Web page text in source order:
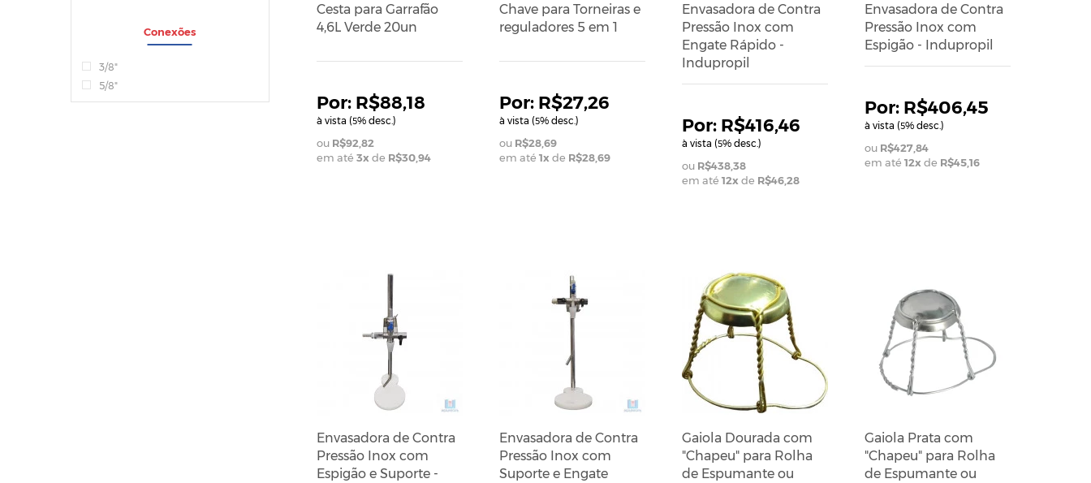
Conexões
3/8"
5/8"
Cesta para Garrafão
4,6L Verde 20un
R$88,18
à vista (5% desc.)
R$92,82
em até 3x de R$30,94
Chave para Torneiras e
reguladores 5 em 1
R$27,26
à vista (5% desc.)
R$28,69
em até 1x de R$28,69
Envasadora de Contra
Pressão Inox com
Engate Rápido -
Indupropil
R$416,46
à vista (5% desc.)
R$438,38
em até 12x de R$46,28
Envasadora de Contra
Pressão Inox com
Espigão - Indupropil
R$406,45
à vista (5% desc.)
R$427,84
em até 12x de R$45,16
Envasadora de Contra
Pressão Inox com
Espigão e Suporte -
Envasadora de Contra
Pressão Inox com
Suporte e Engate
Gaiola Dourada com
"Chapeu" para Rolha
de Espumante ou
Gaiola Prata com
"Chapeu" para Rolha
de Espumante ou